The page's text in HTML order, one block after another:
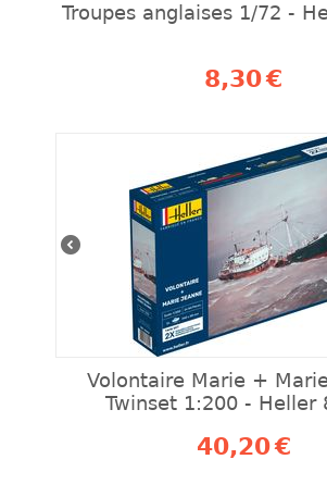
Troupes anglaises 1/72 -
8,30€
Volontaire Marie +
Twinset 1:200 - Heller
40,20€